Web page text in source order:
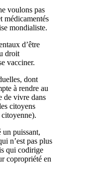
voulons pas
médicamentés
mondialiste.
d’être
droit
vacciner.
dont
à rendre au
de vivre dans
citoyens
puissant,
n’est pas plus
qui codirige
copropriété en